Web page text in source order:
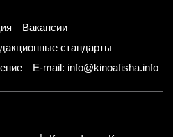
Вакансии
стандарты
E-mail: info@kinoafisha.info